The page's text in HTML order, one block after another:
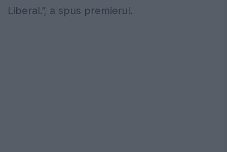
Liberal.”, a spus premierul.